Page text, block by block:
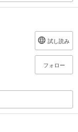
試し読み
フォロー